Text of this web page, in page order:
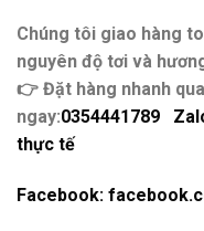
Chúng tôi giao hàng
nguyên độ tơi và
👉 Đặt hàng nhanh
ngay:0354441789
thực tế
Facebook: